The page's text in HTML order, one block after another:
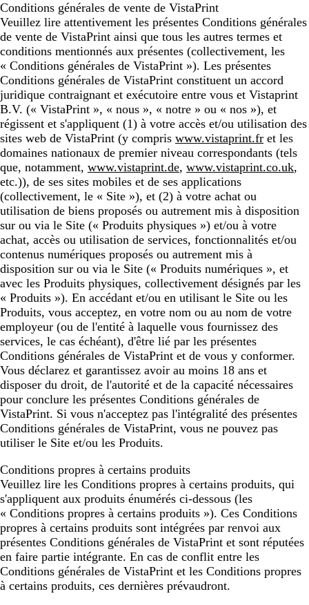
Conditions générales de vente de VistaPrint
Veuillez lire attentivement les présentes Conditions générales
de vente de VistaPrint ainsi que tous les autres termes et
conditions mentionnés aux présentes (collectivement, les
« Conditions générales de VistaPrint »). Les présentes
Conditions générales de VistaPrint constituent un accord
juridique contraignant et exécutoire entre vous et Vistaprint
B.V. (« VistaPrint », « nous », « notre » ou « nos »), et
régissent et s'appliquent (1) à votre accès et/ou utilisation des
sites web de VistaPrint (y compris www.vistaprint.fr et les
domaines nationaux de premier niveau correspondants (tels
que, notamment, www.vistaprint.de, www.vistaprint.co.uk,
etc.)), de ses sites mobiles et de ses applications
(collectivement, le « Site »), et (2) à votre achat ou
utilisation de biens proposés ou autrement mis à disposition
sur ou via le Site (« Produits physiques ») et/ou à votre
achat, accès ou utilisation de services, fonctionnalités et/ou
contenus numériques proposés ou autrement mis à
disposition sur ou via le Site (« Produits numériques », et
avec les Produits physiques, collectivement désignés par les
« Produits »). En accédant et/ou en utilisant le Site ou les
Produits, vous acceptez, en votre nom ou au nom de votre
employeur (ou de l'entité à laquelle vous fournissez des
services, le cas échéant), d'être lié par les présentes
Conditions générales de VistaPrint et de vous y conformer.
Vous déclarez et garantissez avoir au moins 18 ans et
disposer du droit, de l'autorité et de la capacité nécessaires
pour conclure les présentes Conditions générales de
VistaPrint. Si vous n'acceptez pas l'intégralité des présentes
Conditions générales de VistaPrint, vous ne pouvez pas
utiliser le Site et/ou les Produits.
Conditions propres à certains produits
Veuillez lire les Conditions propres à certains produits, qui
s'appliquent aux produits énumérés ci-dessous (les
« Conditions propres à certains produits »). Ces Conditions
propres à certains produits sont intégrées par renvoi aux
présentes Conditions générales de VistaPrint et sont réputées
en faire partie intégrante. En cas de conflit entre les
Conditions générales de VistaPrint et les Conditions propres
à certains produits, ces dernières prévaudront.